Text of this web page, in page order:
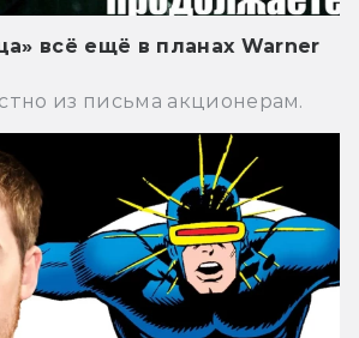
всё ещё в планах Warner
из письма акционерам.